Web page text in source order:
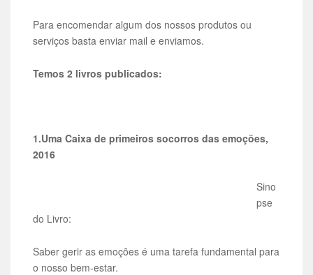
Para encomendar algum dos nossos produtos ou
serviços basta enviar mail e enviamos.
Temos 2 livros publicados:
1.Uma Caixa de primeiros socorros das emoções,
2016
Sino
pse
do Livro:
Saber gerir as emoções é uma tarefa fundamental para
o nosso bem-estar.